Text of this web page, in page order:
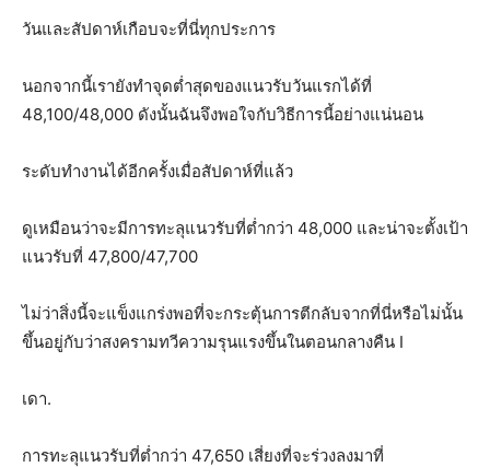
วันและสัปดาห์เกือบจะที่นี่ทุกประการ
นอกจากนี้เรายังทำจุดต่ำสุดของแนวรับวันแรกได้ที่
48,100/48,000 ดังนั้นฉันจึงพอใจกับวิธีการนี้อย่างแน่นอน
ระดับทำงานได้อีกครั้งเมื่อสัปดาห์ที่แล้ว
ดูเหมือนว่าจะมีการทะลุแนวรับที่ต่ำกว่า 48,000 และน่าจะตั้งเป้า
แนวรับที่ 47,800/47,700
ไม่ว่าสิ่งนี้จะแข็งแกร่งพอที่จะกระตุ้นการตีกลับจากที่นี่หรือไม่นั้น
ขึ้นอยู่กับว่าสงครามทวีความรุนแรงขึ้นในตอนกลางคืน I
เดา.
การทะลุแนวรับที่ต่ำกว่า 47,650 เสี่ยงที่จะร่วงลงมาที่